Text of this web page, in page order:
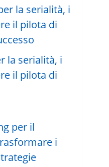
la serialità, i
il pilota di